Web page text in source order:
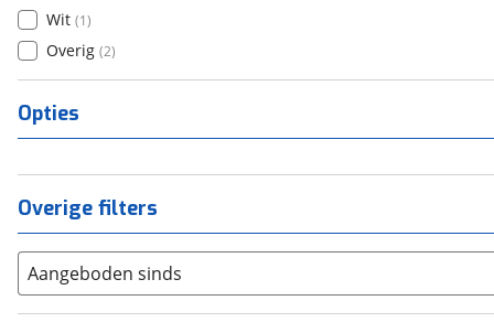
Wit (1)
Overig (2)
Opties
Overige filters
Aangeboden sinds